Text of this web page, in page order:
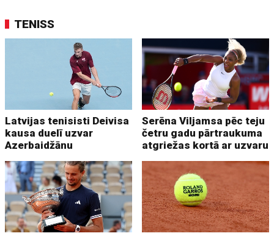
TENISS
Latvijas tenisisti Deivisa
kausa duelī uzvar
Azerbaidžānu
Serēna Viljamsa pēc teju
četru gadu pārtraukuma
atgriežas kortā ar uzvaru